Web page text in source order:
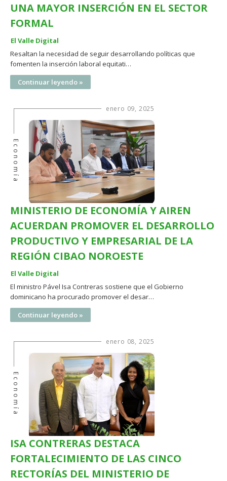
UNA MAYOR INSERCIÓN EN EL SECTOR
FORMAL
El Valle Digital
Resaltan la necesidad de seguir desarrollando políticas que
fomenten la inserción laboral equitati…
Continuar leyendo »
enero 09, 2025
Economía
MINISTERIO DE ECONOMÍA Y AIREN
ACUERDAN PROMOVER EL DESARROLLO
PRODUCTIVO Y EMPRESARIAL DE LA
REGIÓN CIBAO NOROESTE
El Valle Digital
El ministro Pável Isa Contreras sostiene que el Gobierno
dominicano ha procurado promover el desar…
Continuar leyendo »
enero 08, 2025
Economía
ISA CONTRERAS DESTACA
FORTALECIMIENTO DE LAS CINCO
RECTORÍAS DEL MINISTERIO DE